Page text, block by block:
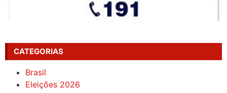
CATEGORIAS
Brasil
Eleições 2026